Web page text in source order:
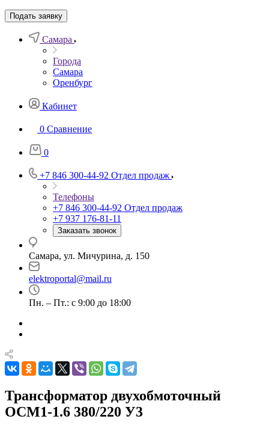
Подать заявку
Самара
Города
Самара
Оренбург
Кабинет
0 Сравнение
0
+7 846 300-44-92 Отдел продаж
Телефоны
+7 846 300-44-92 Отдел продаж
+7 937 176-81-11
Заказать звонок
Самара, ул. Мичурина, д. 150
elektroportal@mail.ru
Пн. – Пт.: с 9:00 до 18:00
Трансформатор двухобмоточный
ОСМ1-1.6 380/220 У3